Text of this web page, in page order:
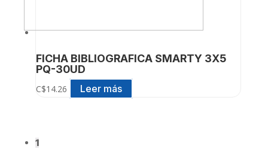
FICHA BIBLIOGRAFICA SMARTY 3X5
PQ-30UD
C$14.26 Leer más
1